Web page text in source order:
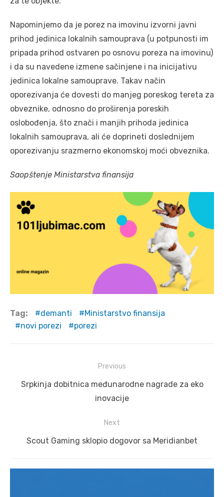
Napominjemo da je porez na imovinu izvorni javni
prihod jedinica lokalnih samouprava (u potpunosti im
pripada prihod ostvaren po osnovu poreza na imovinu)
i da su navedene izmene sačinjene i na inicijativu
jedinica lokalne samouprave. Takav način
oporezivanja će dovesti do manjeg poreskog tereta za
obveznike, odnosno do proširenja poreskih
oslobođenja, što znači i manjih prihoda jedinica
lokalnih samouprava, ali će doprineti doslednijem
oporezivanju srazmerno ekonomskoj moći obveznika.
Saopštenje Ministarstva finansija
Tag: demanti
Ministarstvo finansija
novi porezi
porezi
navigation
Previous
Previous
Srpkinja dobitnica međunarodne nagrade za eko
inovacije
Next
Next
Scout Gaming sklopio dogovor sa Meridianbet